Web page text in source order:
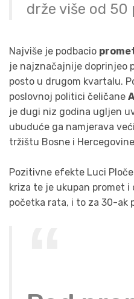
drže više od
Najviše je podbacio
je najznačajnije doprinjeo
posto u drugom kvartalu.
poslovnoj politici čeličane
je dugi niz godina ugljen
ubuduće ga namjerava
tržištu Bosne i
Pozitivne efekte Luci
kriza te je ukupan promet
početka rata, i to za 30-ak